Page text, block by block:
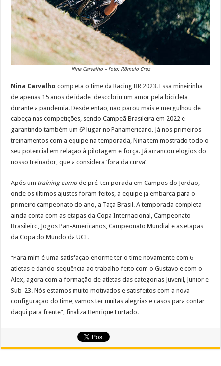
Nina Carvalho – Foto: Rômulo Cruz
Nina Carvalho completa o time da Racing BR 2023. Essa mineirinha
de apenas 15 anos de idade descobriu um amor pela bicicleta
durante a pandemia. Desde então, não parou mais e mergulhou de
cabeça nas competições, sendo Campeã Brasileira em 2022 e
garantindo também um 6º lugar no Panamericano. Já nos primeiros
treinamentos com a equipe na temporada, Nina tem mostrado todo o
seu potencial em relação à pilotagem e força. Já arrancou elogios do
nosso treinador, que a considera ‘fora da curva’.
Após um training camp de pré-temporada em Campos do Jordão,
onde os últimos ajustes foram feitos, a equipe já embarca para o
primeiro campeonato do ano, a Taça Brasil. A temporada completa
ainda conta com as etapas da Copa Internacional, Campeonato
Brasileiro, Jogos Pan-Americanos, Campeonato Mundial e as etapas
da Copa do Mundo da UCI.
“Para mim é uma satisfação enorme ter o time novamente com 6
atletas e dando sequência ao trabalho feito com o Gustavo e com o
Alex, agora com a formação de atletas das categorias Juvenil, Junior e
Sub-23. Nós estamos muito motivados e satisfeitos com a nova
configuração do time, vamos ter muitas alegrias e casos para contar
daqui para frente”, finaliza Henrique Furtado.